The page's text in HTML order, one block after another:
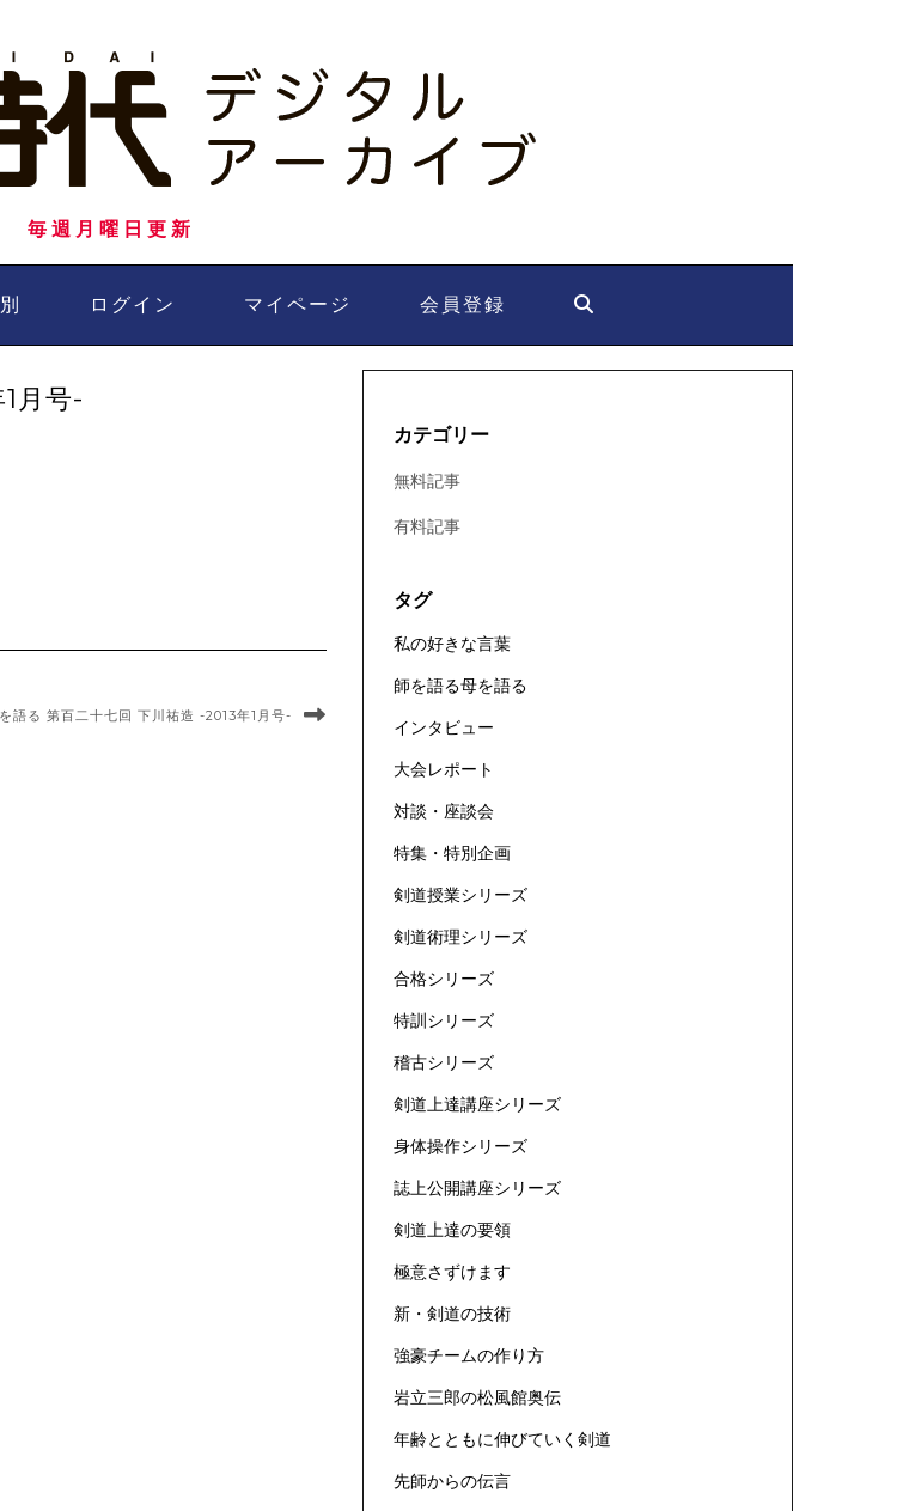
毎週月曜日更新
ログイン マイページ 会員登録
月号-
語る 第百二十七回 下川祐造 -2013年1月号-
カテゴリー
無料記事
有料記事
タグ
私の好きな言葉
師を語る母を語る
インタビュー
大会レポート
対談・座談会
特集・特別企画
剣道授業シリーズ
剣道術理シリーズ
合格シリーズ
特訓シリーズ
稽古シリーズ
剣道上達講座シリーズ
身体操作シリーズ
誌上公開講座シリーズ
剣道上達の要領
極意さずけます
新・剣道の技術
強豪チームの作り方
岩立三郎の松風館奥伝
年齢とともに伸びていく剣道
先師からの伝言